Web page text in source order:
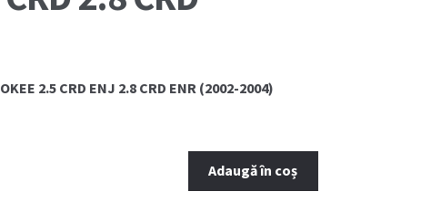
2.5 CRD ENJ 2.8 CRD ENR (2002-2004)
Adaugă în coș